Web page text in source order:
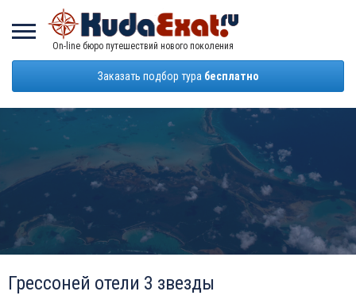
On-line бюро путешествий нового поколения
Заказать подбор тура бесплатно
Грессоней отели 3 звезды